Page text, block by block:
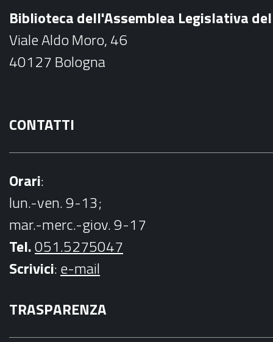
k
Biblioteca dell'Assemblea Legislativa
Viale Aldo Moro, 46
40127 Bologna
CONTATTI
Orari:
lun.-ven. 9-13;
mar.-merc.-giov. 9-17
Tel.051.5275047
Scrivici:e-mail
TRASPARENZA